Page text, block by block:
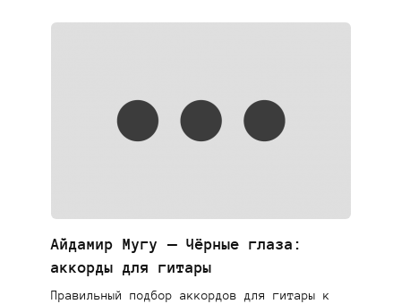
Айдамир Мугу — Чёрные глаза:
аккорды для гитары
Правильный подбор аккордов для гитары к